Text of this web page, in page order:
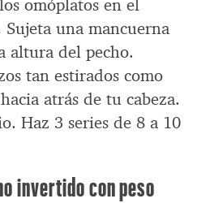
omóplatos en el
una mancuerna
altura del pecho.
tan estirados como
atrás de tu cabeza.
Haz 3 series de 8 a 10
invertido con peso